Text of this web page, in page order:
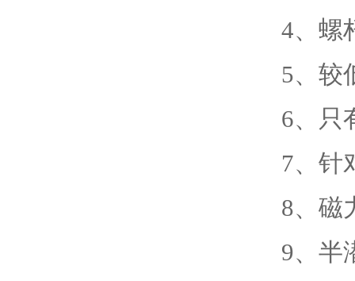
4、 螺
5、 较
6、 只
7、 针
8、 磁
9、 半